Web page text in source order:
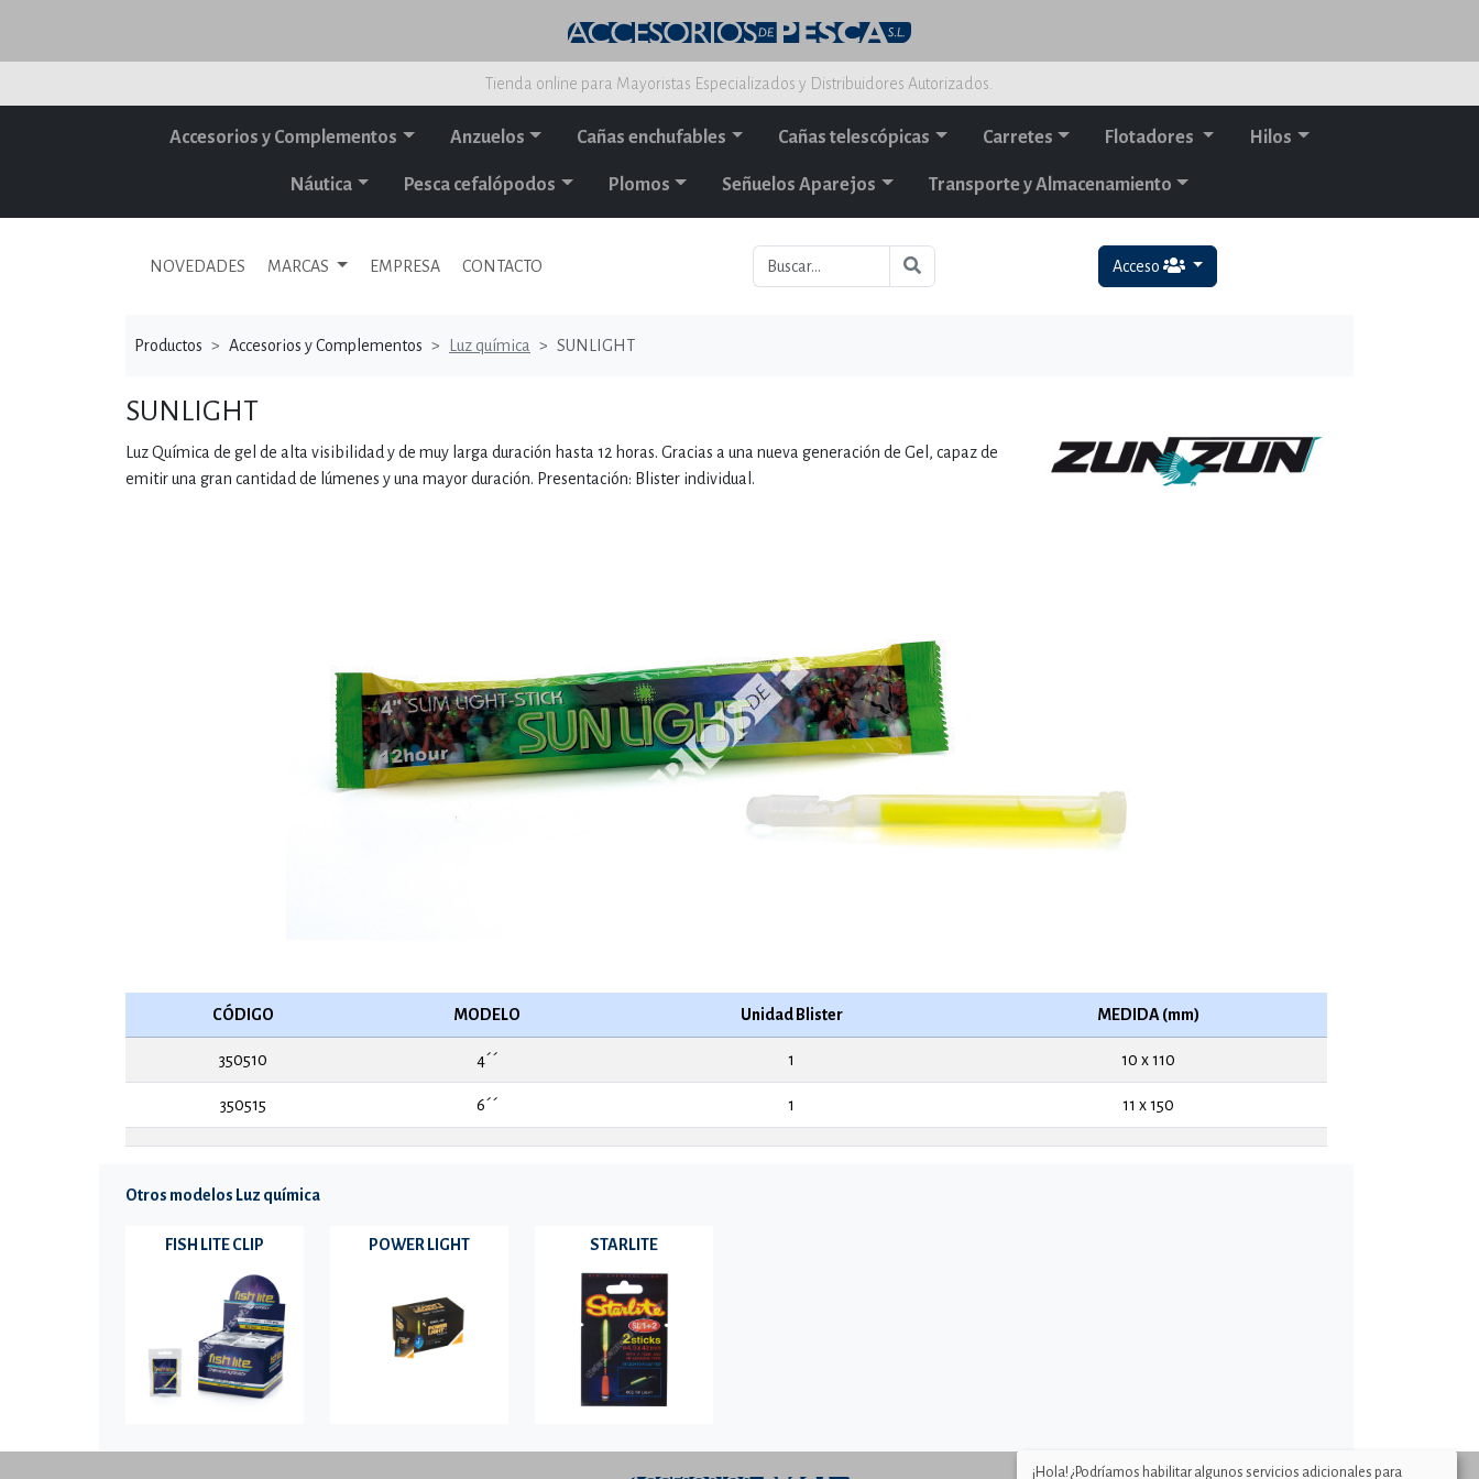
Tienda online para Mayoristas Especializados y Distribuidores Autorizados.
Accesorios y Complementos Anzuelos Cañas enchufables Cañas telescópicas Carretes Flotadores Hilos
Náutica Pesca cefalópodos Plomos Señuelos Aparejos Transporte y Almacenamiento
NOVEDADES MARCAS EMPRESA CONTACTO Acceso
Productos Accesorios y Complementos Luz química SUNLIGHT
SUNLIGHT
Luz Química de gel de alta visibilidad y de muy larga duración hasta 12 horas. Gracias a una nueva generación de Gel, capaz de
emitir una gran cantidad de lúmenes y una mayor duración. Presentación: Blister individual.
CÓDIGO MODELO Unidad Blister MEDIDA (mm)
350510 4´´ 1 10 x 110
350515 6´´ 1 11 x 150
Otros modelos Luz química
FISH LITE CLIP POWER LIGHT STARLITE
¡Hola! ¿Podríamos habilitar algunos servicios adicionales para